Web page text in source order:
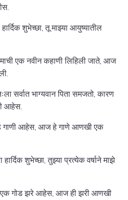
शुभेच्छा, तू माझ्या आयुष्यातील
एक नवीन कहाणी लिहिली जाते, आज
सर्वात भाग्यवान पिता समजतो, कारण
आहेस.
गाणी आहेस, आज हे गाणे आणखी एक
हार्दिक शुभेच्छा, तुझ्या प्रत्येक वर्षाने माझे
एक गोड झरे आहेस, आज ही झरी आणखी